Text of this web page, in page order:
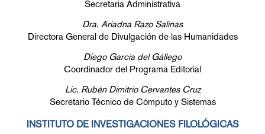
Secretaria Administrativa
Dra. Ariadna Razo Salinas
Directora General de Divulgación de las Humanidades
Diego García del Gállego
Coordinador del Programa Editorial
Lic. Rubén Dimitrio Cervantes Cruz
Secretario Técnico de Cómputo y Sistemas
INSTITUTO DE INVESTIGACIONES FILOLÓGICAS